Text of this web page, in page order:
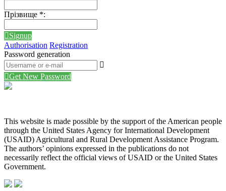
Прізвище *:
Signup
Authorisation Registration
Password generation
Get New Password
This website is made possible by the support of the American people
through the United States Agency for International Development
(USAID) Agricultural and Rural Development Assistance Program.
The authors’ opinions expressed in the publications do not
necessarily reflect the official views of USAID or the United States
Government.